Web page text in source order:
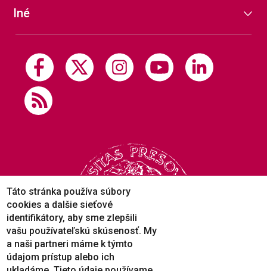
Iné
Táto stránka používa súbory
cookies a dalšie sieťové
identifikátory, aby sme zlepšili
vašu používateľskú skúsenosť. My
a naši partneri máme k týmto
údajom prístup alebo ich